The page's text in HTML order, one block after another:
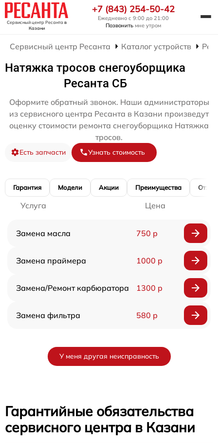
Сервисный центр Ресанта в
Казани
+7 (843) 254-50-42
Ежедневно с 9:00 до 21:00
Позвонить мне утром
Сервисный центр Ресанта Каталог устройств
Натяжка тросов снегоуборщика
Ресанта СБ
Оформите обратный звонок. Наши администраторы
из сервисного центра Ресанта в Казани произведут
оценку стоимости ремонта снегоуборщика Натяжка
тросов.
Есть запчасти Узнать стоимость
Гарантия Модели Акции Преимущества
Услуга Цена
Замена масла 750 р
Замена праймера 1000 р
Замена/Pемонт карбюратора 1300 р
Замена фильтра 580 р
У меня другая неисправность
Гарантийные обязательства
сервисного центра в Казани